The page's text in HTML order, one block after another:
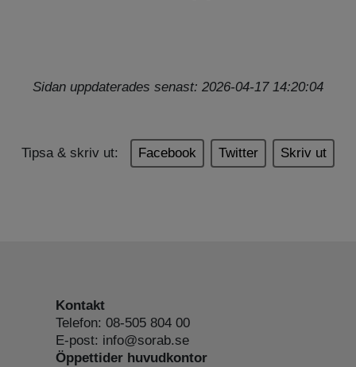
Sidan uppdaterades senast: 2026-04-17 14:20:04
Tipsa & skriv ut: Facebook Twitter Skriv ut
Kontakt
Telefon: 08-505 804 00
E-post: info@sorab.se
Öppettider huvudkontor